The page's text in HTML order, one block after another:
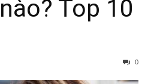
Top 10
0